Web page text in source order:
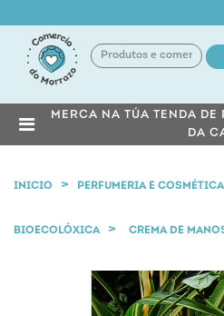
MERCA NA TÚA TENDA
DA
INICIO PERFUMERIA E COSMÉTICA
BIOECOLÓXICA CREMA DE